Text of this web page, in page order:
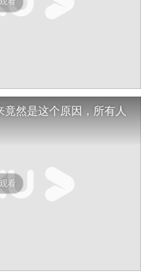
然是这个原因，所有人
看